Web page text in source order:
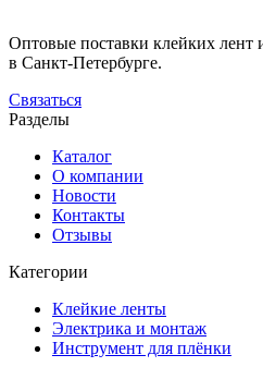
Оптовые поставки клейких лент
в Санкт-Петербурге.
Связаться
Разделы
Каталог
О компании
Новости
Контакты
Отзывы
Категории
Клейкие ленты
Электрика и монтаж
Инструмент для плёнки